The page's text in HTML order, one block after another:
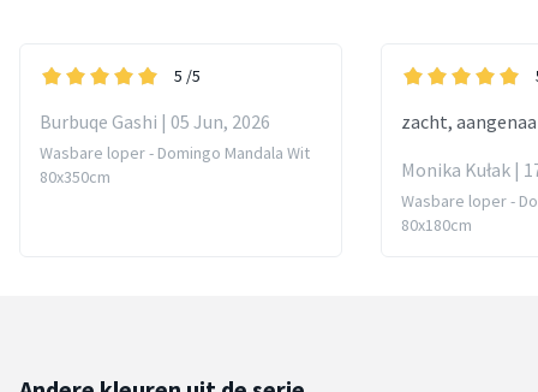
5 /5
Burbuqe Gashi | 05 Jun, 2026
Wasbare loper - Domingo Mandala Wit
80x350cm
zacht,
Monika Kułak |
Wasbare loper -
80x180cm